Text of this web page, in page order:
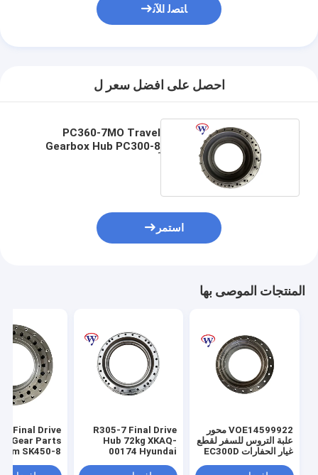
ﺎﺘﺼﻟ ﺍﻶﻧ
احصل على افضل سعر ل
PC360-7MO Travel
Gearbox Hub PC300-8
استمر
المنتجات الموصى بها
VOE14599922 محور
علبة التروس للسفر لقطع
غيار الحفارات EC300D
R305-7 Final Drive
Hub 72kg XKAQ-
00174 Hyundai
Parts
8 Final Drive
Gear Parts
SK450-8